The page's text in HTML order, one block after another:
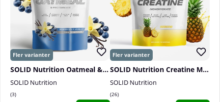
SOLID Nutrition Oatmeal & Protein Mix, 750 g
SOLID Nutrition
3
SOLID Nutrition Creatine Monohydrate, 400 g
SOLID Nutrition
26